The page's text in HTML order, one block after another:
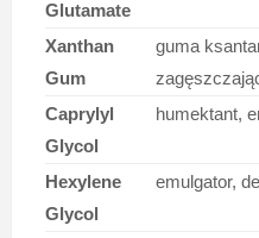
Glutamate
Xanthan
Gum
guma
Caprylyl
Glycol
humektant,
Hexylene
Glycol
emulgator,